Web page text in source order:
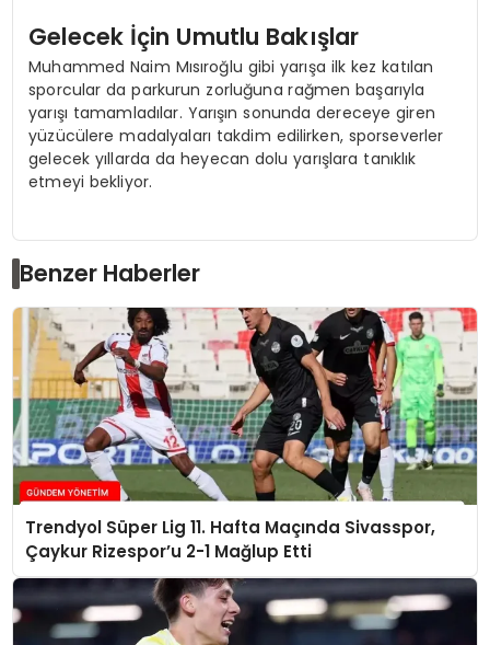
Gelecek İçin Umutlu Bakışlar
Muhammed Naim Mısıroğlu gibi yarışa ilk kez katılan
sporcular da parkurun zorluğuna rağmen başarıyla
yarışı tamamladılar. Yarışın sonunda dereceye giren
yüzücülere madalyaları takdim edilirken, sporseverler
gelecek yıllarda da heyecan dolu yarışlara tanıklık
etmeyi bekliyor.
Benzer Haberler
Trendyol Süper Lig 11. Hafta Maçında Sivasspor,
Çaykur Rizespor’u 2-1 Mağlup Etti